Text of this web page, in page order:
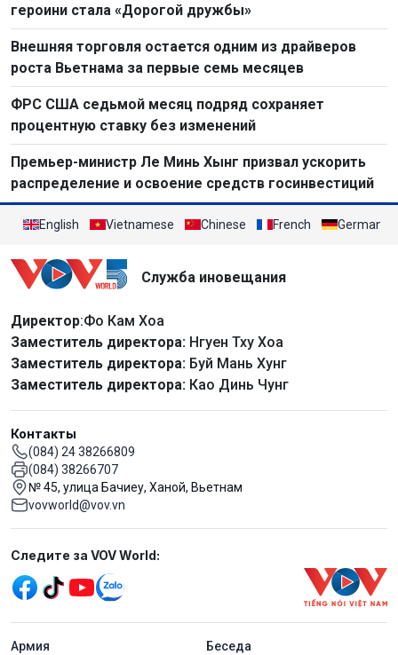
героини стала «Дорогой дружбы»
Внешняя торговля остается одним из драйверов
роста Вьетнама за первые семь месяцев
ФРС США седьмой месяц подряд сохраняет
процентную ставку без изменений
Премьер-министр Ле Минь Хынг призвал ускорить
распределение и освоение средств госинвестиций
English Vietnamese Chinese French German
Служба иновещания
Директор:Фо Кам Хоа
Заместитель директора: Нгуен Тху Хоа
Заместитель директора: Буй Мань Хунг
Заместитель директора: Као Динь Чунг
Контакты
(084) 24 38266809
(084) 38266707
№ 45, улица Бачиеу, Ханой, Вьетнам
vovworld@vov.vn
Mạng xã hội
Следите за VOV World:
menu footer tiếng Nga
Aрмия Беседа